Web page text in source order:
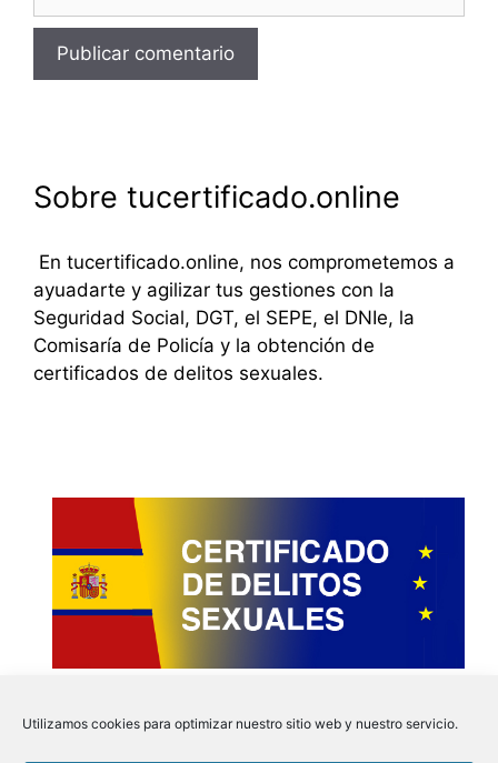
Utilizamos cookies para optimizar nuestro sitio web y nuestro servicio.
Sobre tucertificado.online
En tucertificado.online, nos comprometemos a
ayuadarte y agilizar tus gestiones con la
Seguridad Social, DGT, el SEPE, el DNIe, la
Comisaría de Policía y la obtención de
certificados de delitos sexuales.